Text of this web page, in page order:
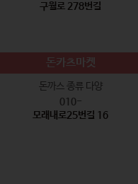
구월로 278번길
돈카츠마켓
돈까스 종류 다양
010-
모래내로25번길 16